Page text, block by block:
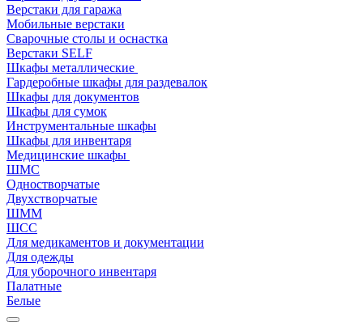
Верстаки для гаража
Мобильные верстаки
Сварочные столы и оснастка
Верстаки SELF
Шкафы металлические
Гардеробные шкафы для раздевалок
Шкафы для документов
Шкафы для сумок
Инструментальные шкафы
Шкафы для инвентаря
Медицинские шкафы
ШМС
Одностворчатые
Двухстворчатые
ШММ
ШСС
Для медикаментов и документации
Для одежды
Для уборочного инвентаря
Палатные
Белые